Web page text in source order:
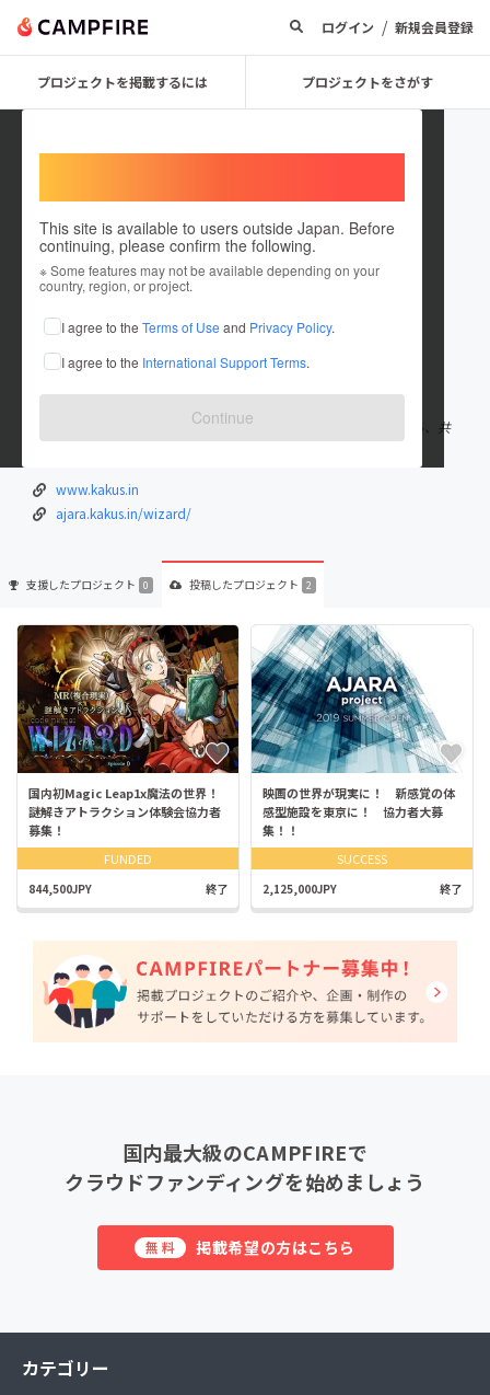
ログイン / 新規会員登録
プロジェクトを掲載するには プロジェクトをさがす
This site is available to users outside Japan. Before
continuing, please confirm the following.
※ Some features may not be available depending on your
country, region, or project.
I agree to the Terms of Use and Privacy Policy.
I agree to the International Support Terms.
Continue
KAKUSIN
これまでに2件のプロジェクトを投稿しています
在住国：日本 現在地：東京都
出身国：日本 出身地：東京都
株式会社カクシンはテクノロジー、デザイン、ビジネスの視点から、共
感と驚きを提供するクリエイティブエージェンシーです。
www.kakus.in
ajara.kakus.in/wizard/
支援したプロジェクト 0 投稿したプロジェクト 2
国内初Magic Leap1x魔法の世界！
謎解きアトラクション体験会協力者
募集！
FUNDED
844,500JPY 終了
映画の世界が現実に！ 新感覚の体
感型施設を東京に！ 協力者大募
集！！
SUCCESS
2,125,000JPY 終了
国内最大級のCAMPFIREで
クラウドファンディングを始めましょう
無料 掲載希望の方はこちら
カテゴリー